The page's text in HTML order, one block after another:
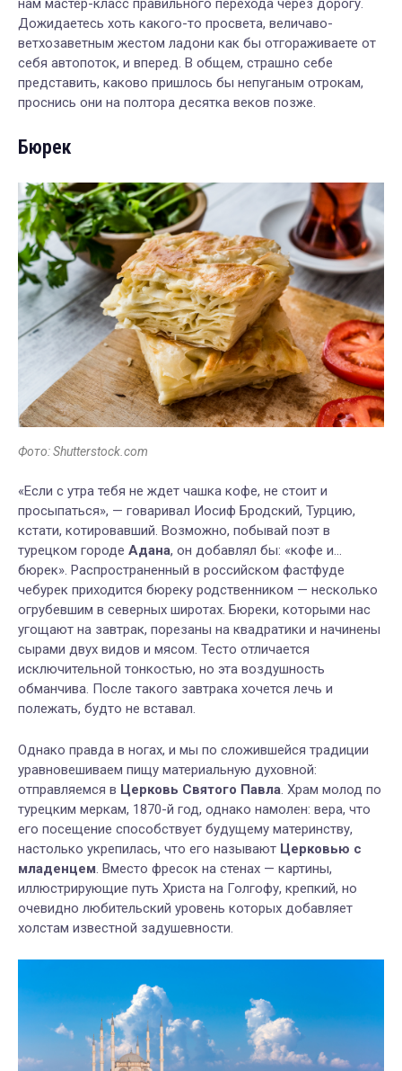
нам мастер-класс правильного перехода через дорогу.
Дожидаетесь хоть какого-то просвета, величаво-
ветхозаветным жестом ладони как бы отгораживаете от
себя автопоток, и вперед. В общем, страшно себе
представить, каково пришлось бы непуганым отрокам,
проснись они на полтора десятка веков позже.
Бюрек
Фото: Shutterstock.com
«Если с утра тебя не ждет чашка кофе, не стоит и
просыпаться», — говаривал Иосиф Бродский, Турцию,
кстати, котировавший. Возможно, побывай поэт в
турецком городе Адана, он добавлял бы: «кофе и…
бюрек». Распространенный в российском фастфуде
чебурек приходится бюреку родственником — несколько
огрубевшим в северных широтах. Бюреки, которыми нас
угощают на завтрак, порезаны на квадратики и начинены
сырами двух видов и мясом. Тесто отличается
исключительной тонкостью, но эта воздушность
обманчива. После такого завтрака хочется лечь и
полежать, будто не вставал.
Однако правда в ногах, и мы по сложившейся традиции
уравновешиваем пищу материальную духовной:
отправляемся в Церковь Святого Павла. Храм молод по
турецким меркам, 1870-й год, однако намолен: вера, что
его посещение способствует будущему материнству,
настолько укрепилась, что его называют Церковью с
младенцем. Вместо фресок на стенах — картины,
иллюстрирующие путь Христа на Голгофу, крепкий, но
очевидно любительский уровень которых добавляет
холстам известной задушевности.